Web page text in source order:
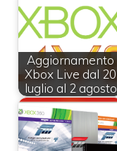
Aggiornamento
Xbox Live dal 20
luglio al 2 agosto